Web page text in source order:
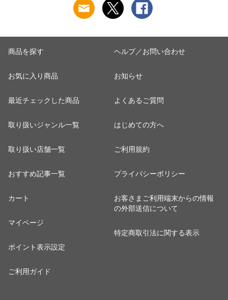
商品を探す
お気に入り商品
最近チェックした商品
取り扱いジャンル一覧
取り扱い店舗一覧
おすすめ記事一覧
カート
マイページ
ポイント表示設定
ご利用ガイド
ヘルプ／お問い合わせ
お知らせ
よくあるご質問
はじめての方へ
ご利用規約
プライバシーポリシー
お客さまご利用端末からの情報
の外部送信について
特定商取引法に関する表示